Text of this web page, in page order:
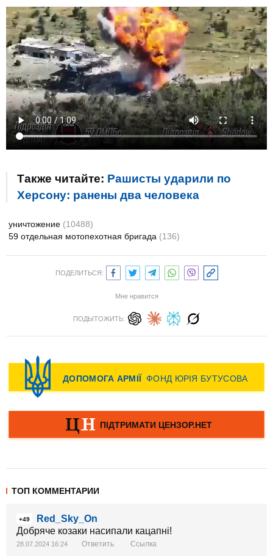
Также читайте: Рашисты ударили по
Херсону: ранены два человека
уничтожение (10488)
59 отдельная мотопехотная бригада (136)
ПОДЕЛИТЬСЯ:
Мне нравится
ПОДЫТОЖИТЬ:
ТОП КОММЕНТАРИИ
+49
Red_Sky_On
Добряче козаки насипали кацапні!
28.07.2024 16:24 Ответить Ссылка